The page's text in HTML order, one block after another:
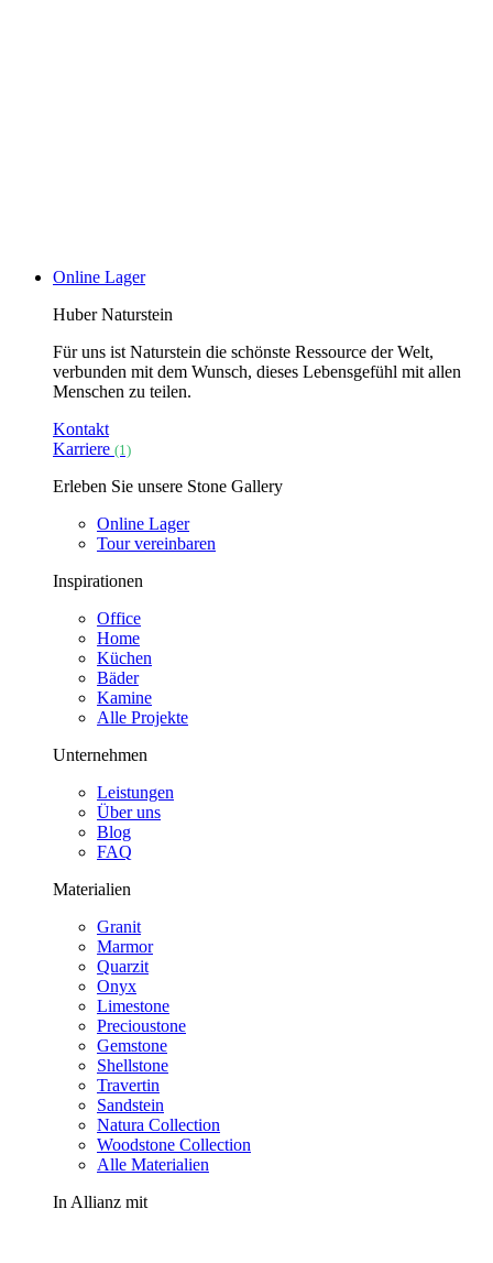
Online Lager
Huber Naturstein
Für uns ist Naturstein die schönste Ressource der Welt,
verbunden mit dem Wunsch, dieses Lebensgefühl mit allen
Menschen zu teilen.
Kontakt
Karriere (1)
Erleben Sie unsere Stone Gallery
Online Lager
Tour vereinbaren
Inspirationen
Office
Home
Küchen
Bäder
Kamine
Alle Projekte
Unternehmen
Leistungen
Über uns
Blog
FAQ
Materialien
Granit
Marmor
Quarzit
Onyx
Limestone
Precioustone
Gemstone
Shellstone
Travertin
Sandstein
Natura Collection
Woodstone Collection
Alle Materialien
In Allianz mit